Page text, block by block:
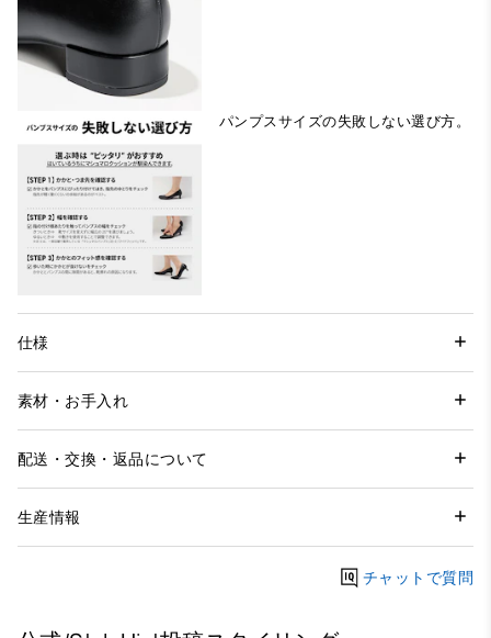
パンプスサイズの失敗しない選び方。
仕様
素材・お手入れ
配送・交換・返品について
生産情報
チャットで質問